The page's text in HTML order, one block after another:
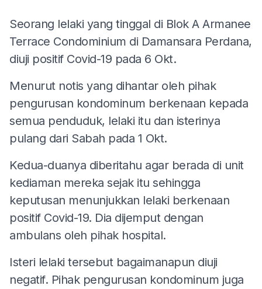
Seorang lelaki yang tinggal di Blok A Armanee
Terrace Condominium di Damansara Perdana,
diuji positif Covid-19 pada 6 Okt.
Menurut notis yang dihantar oleh pihak
pengurusan kondominum berkenaan kepada
semua penduduk, lelaki itu dan isterinya
pulang dari Sabah pada 1 Okt.
Kedua-duanya diberitahu agar berada di unit
kediaman mereka sejak itu sehingga
keputusan menunjukkan lelaki berkenaan
positif Covid-19. Dia dijemput dengan
ambulans oleh pihak hospital.
Isteri lelaki tersebut bagaimanapun diuji
negatif. Pihak pengurusan kondominum juga